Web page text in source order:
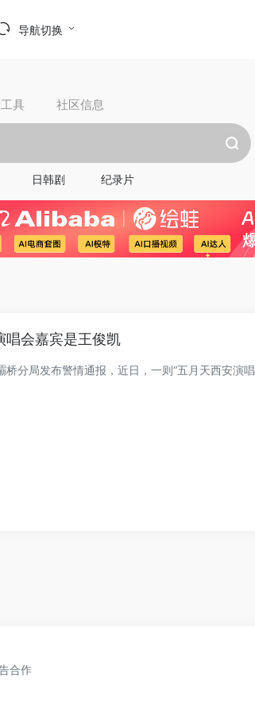
导航切换
具 社区信息
日韩剧 纪录片
唱会嘉宾是王俊凯
分局发布警情通报，近日，一则“五月天西安演唱
合作